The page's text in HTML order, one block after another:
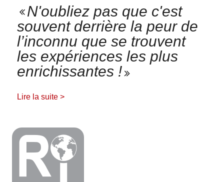
L3 Comptabilité-Contrôle
SE FORMER AUTREMENT
Formation continue diplômante
Validation d'acquis
Formation ponctuelle
RELATIONS ENTREPRISES
N'oubliez pas que c'est
souvent derrière la peur de
l’inconnu que se trouvent
les expériences les plus
enrichissantes !
Lire la suite >